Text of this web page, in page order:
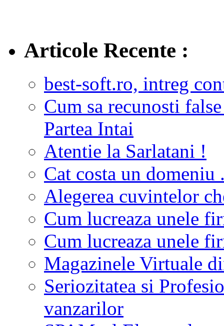
Articole Recente :
best-soft.ro, intreg
Cum sa recunosti
Partea Intai
Atentie la Sarlatani !
Cat costa un domeniu
Alegerea cuvintelor
Cum lucreaza unele
Cum lucreaza unele
Magazinele Virtuale
Seriozitatea si
vanzarilor